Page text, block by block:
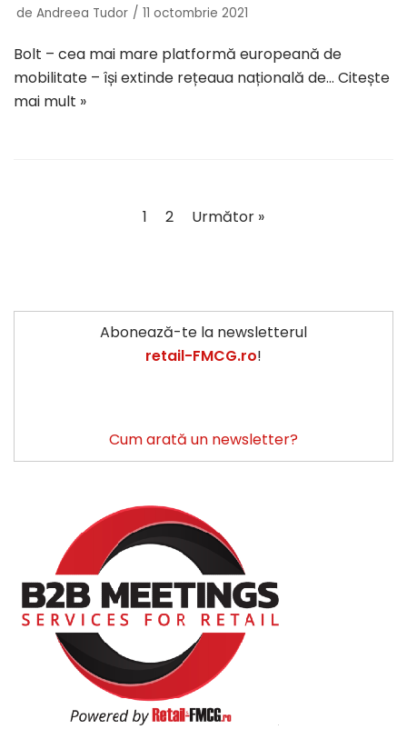
de Andreea Tudor 11 octombrie 2021
Bolt – cea mai mare platformă europeană de
mobilitate – își extinde rețeaua națională de… Citește
mai mult »
1 2 Următor »
Abonează-te la newsletterul
retail-FMCG.ro!
Cum arată un newsletter?